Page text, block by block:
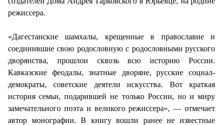
режиссера.
«Дагестанские шамхалы, крещенные в православие и
соединившие свою родословную с родословными русского
дворянства, прошлои сквозь всю историю России.
Кавказские феодалы, знатные дворяне, русские социал-
демократы, советские деятели искусства. Вот краткая
история семьи, подарившей не только России, но и миру
замечательного поэта и великого режиссера», — отмечает
автор монографии. В книгу вошли ранее не известные